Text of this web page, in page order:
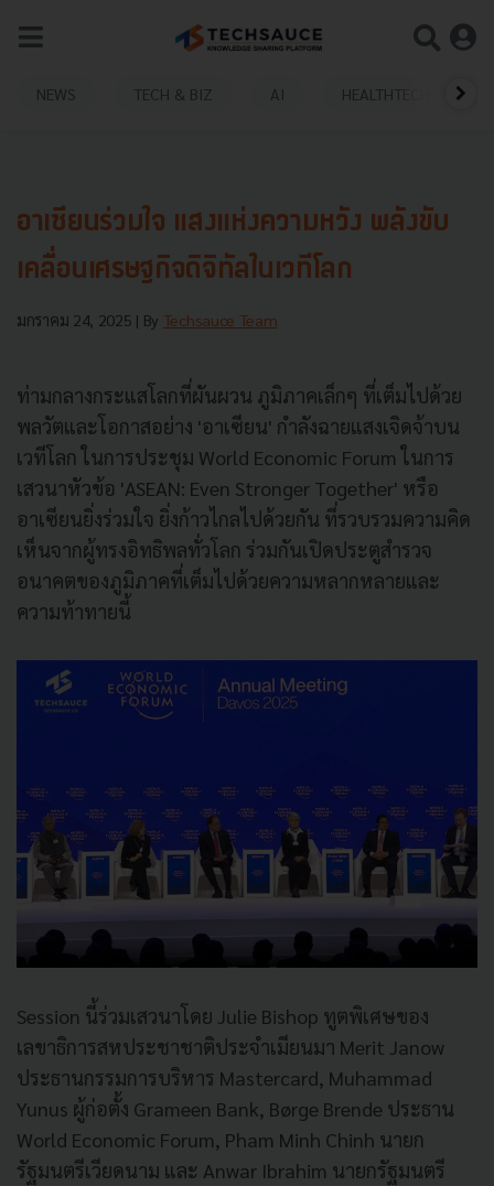
NEWS TECH & BIZ AI HEALTHTECH
อาเซียนร่วมใจ แสงแห่งความหวัง พลังขับ
เคลื่อนเศรษฐกิจดิจิทัลในเวทีโลก
มกราคม 24, 2025 | By Techsauce Team
ท่ามกลางกระแสโลกที่ผันผวน ภูมิภาคเล็กๆ ที่เต็มไปด้วย
พลวัตและโอกาสอย่าง 'อาเซียน' กำลังฉายแสงเจิดจ้าบน
เวทีโลก ในการประชุม World Economic Forum ในการ
เสวนาหัวข้อ 'ASEAN: Even Stronger Together' หรือ
อาเซียนยิ่งร่วมใจ ยิ่งก้าวไกลไปด้วยกัน ที่รวบรวมความคิด
เห็นจากผู้ทรงอิทธิพลทั่วโลก ร่วมกันเปิดประตูสำรวจ
อนาคตของภูมิภาคที่เต็มไปด้วยความหลากหลายและ
ความท้าทายนี้
Session นี้ร่วมเสวนาโดย Julie Bishop ทูตพิเศษของ
เลขาธิการสหประชาชาติประจำเมียนมา Merit Janow
ประธานกรรมการบริหาร Mastercard, Muhammad
Yunus ผู้ก่อตั้ง Grameen Bank, Børge Brende ประธาน
World Economic Forum, Pham Minh Chinh นายก
รัฐมนตรีเวียดนาม และ Anwar Ibrahim นายกรัฐมนตรี